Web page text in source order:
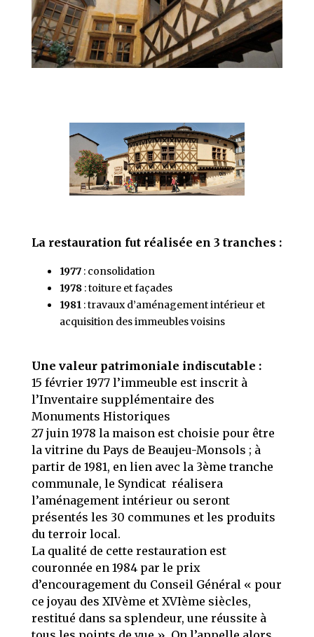
La restauration fut réalisée en 3 tranches :
1977 : consolidation
1978 : toiture et façades
1981 : travaux d’aménagement intérieur et
acquisition des immeubles voisins
Une valeur patrimoniale indiscutable :
15 février 1977 l’immeuble est inscrit à
l’Inventaire supplémentaire des
Monuments Historiques
27 juin 1978 la maison est choisie pour être
la vitrine du Pays de Beaujeu-Monsols ; à
partir de 1981, en lien avec la 3ème tranche
communale, le Syndicat réalisera
l’aménagement intérieur ou seront
présentés les 30 communes et les produits
du terroir local.
La qualité de cette restauration est
couronnée en 1984 par le prix
d’encouragement du Conseil Général « pour
ce joyau des XIVème et XVIème siècles,
restitué dans sa splendeur, une réussite à